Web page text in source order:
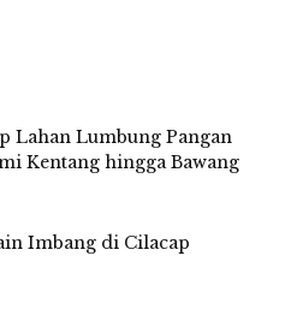
Lahan Lumbung Pangan
Kentang hingga Bawang
Imbang di Cilacap